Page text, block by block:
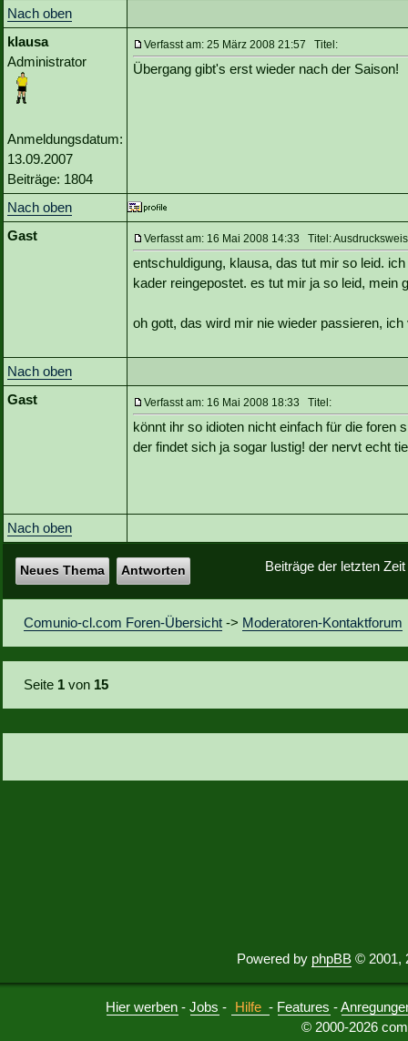
Nach oben
klausa
Administrator
Anmeldungsdatum:
13.09.2007
Beiträge: 1804
Verfasst am: 25 März 2008 21:57 Titel:
Übergang gibt's erst wieder nach der Saison!
Nach oben
Gast
Verfasst am: 16 Mai 2008 14:33 Titel:
entschuldigung, klausa, das tut mir so leid.
kader reingepostet. es tut mir ja so leid, mein
oh gott, das wird mir nie wieder passieren,
Nach oben
Gast
Verfasst am: 16 Mai 2008 18:33 Titel:
könnt ihr so idioten nicht einfach für die foren
der findet sich ja sogar lustig! der nervt echt
Nach oben
Beiträge der letzten
Neues Thema Antworten
Comunio-cl.com Foren-Übersicht -> Moderatoren-Kontaktforum
Seite 1 von 15
Powered by phpBB © 2001,
Hier werben -Jobs - Hilfe - Features -
© 2000-2026